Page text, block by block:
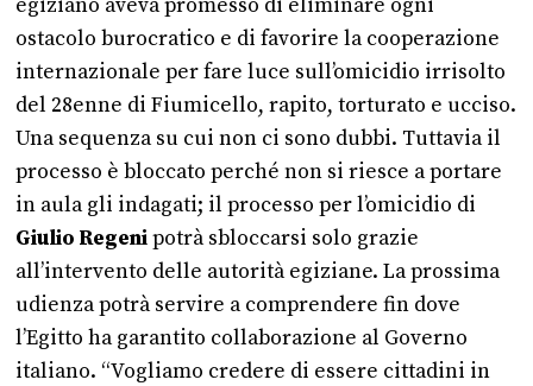
egiziano aveva promesso di eliminare ogni
ostacolo burocratico e di favorire la cooperazione
internazionale per fare luce sull’omicidio irrisolto
del 28enne di Fiumicello, rapito, torturato e ucciso.
Una sequenza su cui non ci sono dubbi. Tuttavia il
processo è bloccato perché non si riesce a portare
in aula gli indagati; il processo per l’omicidio di
Giulio Regenipotrà sbloccarsi solo grazie
all’intervento delle autorità egiziane. La prossima
udienza potrà servire a comprendere fin dove
l’Egitto ha garantito collaborazione al Governo
italiano. “Vogliamo credere di essere cittadini in